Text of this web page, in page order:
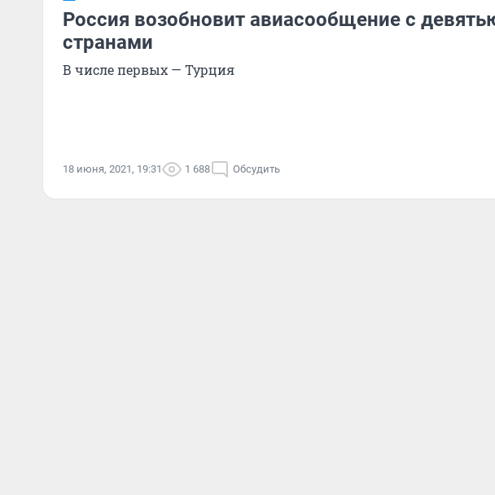
Россия возобновит авиасообщение с
странами
В числе первых — Турция
18 июня, 2021, 19:31 1 688 Обсудить